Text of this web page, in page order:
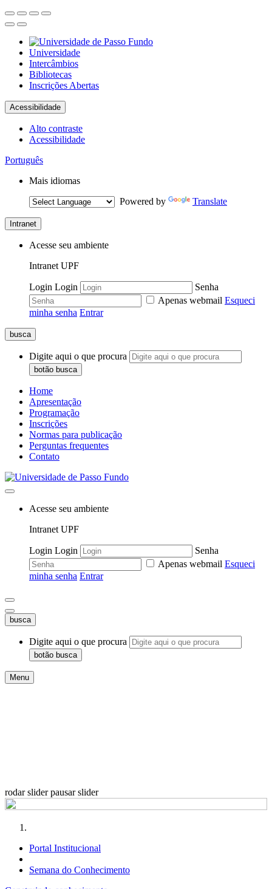
Universidade
Intercâmbios
Bibliotecas
Inscrições Abertas
Acessibilidade
Alto contraste
Acessibilidade
Português
Mais idiomas
Powered by
Translate
Intranet
Acesse seu ambiente
Intranet UPF
Login Login
Senha
Apenas webmail Esqueci
minha senha Entrar
busca
Digite aqui o que procura
botão busca
Home
Apresentação
Programação
Inscrições
Normas para publicação
Perguntas frequentes
Contato
Acesse seu ambiente
Intranet UPF
Login Login
Senha
Apenas webmail Esqueci
minha senha Entrar
busca
Digite aqui o que procura
botão busca
Menu
rodar slider pausar slider
Portal Institucional
Semana do Conhecimento